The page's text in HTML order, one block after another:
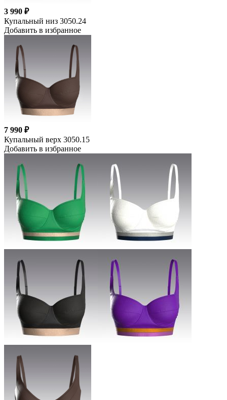
3 990 ₽
Купальный низ 3050.24
Добавить в избранное
7 990 ₽
Купальный верх 3050.15
Добавить в избранное